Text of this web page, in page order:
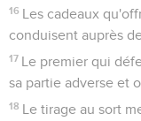
16 Les cadeaux
conduisent auprès
17 Le premier qui
sa partie adverse et
18 Le tirage au sort